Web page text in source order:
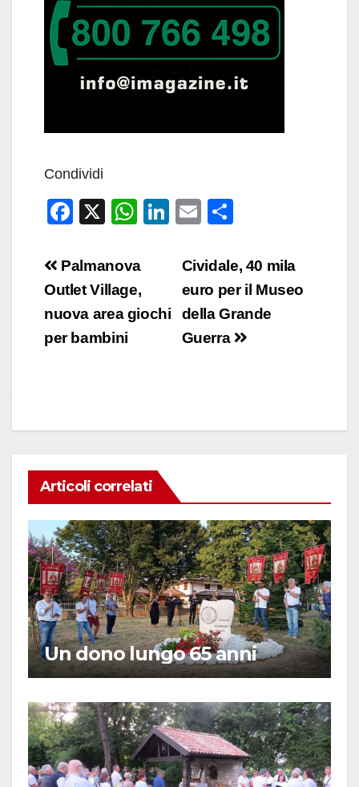
Condividi
F
c
e
b
o
X
W
at
s
A
Li
e
dI
n
E
ail n
di
vi
di
Navigazione
articoli
Cividale, 40 mila
euro per il Museo
della Grande
Guerra
Palmanova
Outlet Village,
nuova area giochi
per bambini
Articoli correlati
Un dono lungo 65 anni